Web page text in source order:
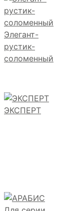
Элегант-
рустик-
соломенный
ЭКСПЕРТ